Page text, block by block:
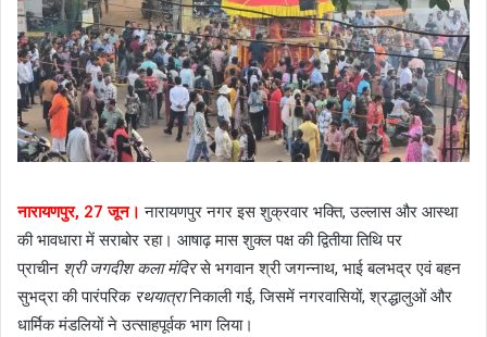
नारायणपुर, 27 जून। नारायणपुर नगर इस शुक्रवार भक्ति, उल्लास और आस्था
की भावधारा में सराबोर रहा। आषाढ़ मास शुक्ल पक्ष की द्वितीया तिथि पर
प्राचीन श्री जगदीश कला मंदिरसे भगवान श्री जगन्नाथ, भाई बलभद्र एवं बहन
सुभद्रा की पारंपरिक रथयात्रानिकाली गई, जिसमें नगरवासियों, श्रद्धालुओं और
धार्मिक मंडलियों ने उत्साहपूर्वक भाग लिया।